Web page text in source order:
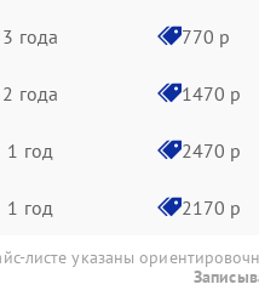
3 года 770 р
2 года 1470 р
1 год 2470 р
1 год 2170 р
листе указаны